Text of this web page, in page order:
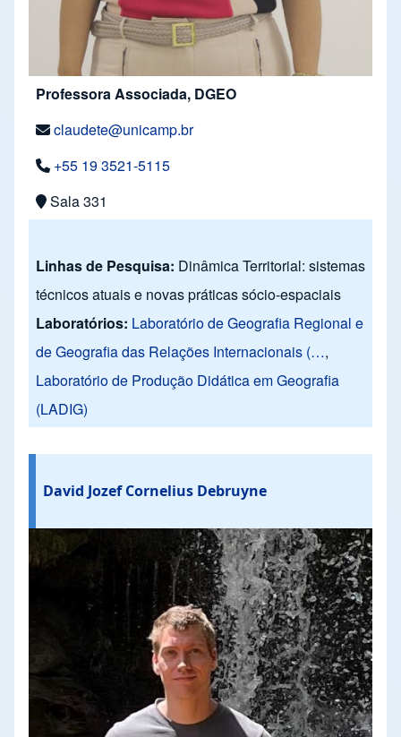
Professora Associada, DGEO
claudete@unicamp.br
+55 19 3521-5115
Sala 331
Linhas de Pesquisa: Dinâmica Territorial: sistemas
técnicos atuais e novas práticas sócio-espaciais
Laboratórios: Laboratório de Geografia Regional e
de Geografia das Relações Internacionais (…,
Laboratório de Produção Didática em Geografia
(LADIG)
David Jozef Cornelius Debruyne